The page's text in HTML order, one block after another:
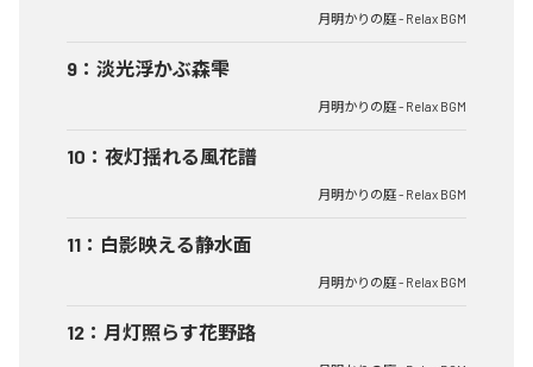
月明かりの庭 - Relax BGM
9 ： 淡光浮かぶ森雫
月明かりの庭 - Relax BGM
10 ： 夜灯揺れる風花譜
月明かりの庭 - Relax BGM
11 ： 白影映える静水面
月明かりの庭 - Relax BGM
12 ： 月灯照らす花野路